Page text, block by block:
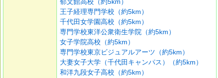
王子経理専門学校（約5km）
千代田女学園高校（約5km）
専門学校東洋公衆衛生学院（約5km）
女子学院高校（約5km）
専門学校東京ビジュアルアーツ（約5km）
大妻女子大学（千代田キャンパス）（約5km）
和洋九段女子高校（約5km）